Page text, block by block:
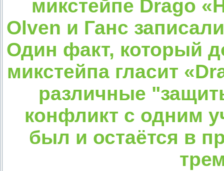
микстейпе Drago
Olven и Ганс
Один факт, который
микстейпа гласит
различные
конфликт с одним
был и остаётся в